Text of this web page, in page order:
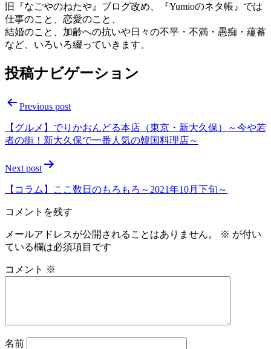
旧『なごやのねたや』ブログ改め、『Yumioのネタ帳』では
仕事のこと、恋愛のこと、
結婚のこと、加齢への抗いや日々の不平・不満・愚痴・蘊蓄
など、いろいろ綴っていきます。
投稿ナビゲーション
Previous post
【グルメ】でりかおんどる本店（東京・新大久保）～今や若
者の街！新大久保で一番人気の韓国料理店～
Next post
【コラム】ここ数日のもろもろ～2021年10月下旬～
コメントを残す
メールアドレスが公開されることはありません。 ※ が付い
ている欄は必須項目です
コメント ※
名前